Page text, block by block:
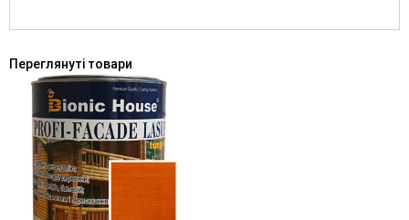
Переглянуті товари